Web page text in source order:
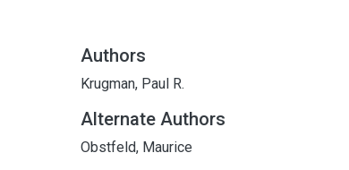
Authors
Krugman, Paul R.
Alternate Authors
Obstfeld, Maurice